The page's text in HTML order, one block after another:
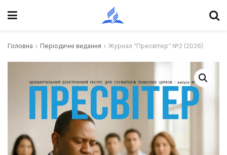
Головна Періодичні видання Журнал “Пресвітер” №2 (2026)